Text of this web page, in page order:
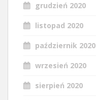
grudzień 2020
listopad 2020
październik 2020
wrzesień 2020
sierpień 2020